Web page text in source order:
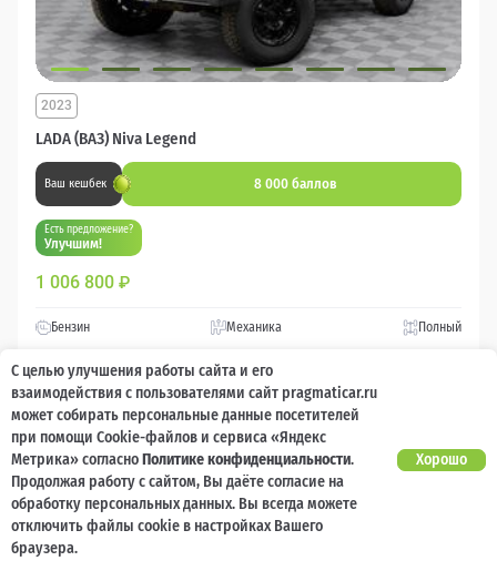
LADA (ВАЗ) Niva Legend
2023
Ваш кешбек 8 000 баллов
Есть предложение?
Улучшим!
1 006 800 ₽
Бензин Механика Полный
Сравнить
Подробнее
Перезвоним за минуту
С целью улучшения работы сайта и его
взаимодействия с пользователями сайт pragmaticar.ru
может собирать персональные данные посетителей
при помощи Cookie-файлов и сервиса «Яндекс
Метрика» согласноПолитике конфиденциальности.
Продолжая работу с сайтом, Вы даёте согласие на
обработку персональных данных. Вы всегда можете
отключить файлы cookie в настройках Вашего
браузера.
Хорошо